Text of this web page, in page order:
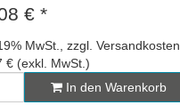
€ *
MwSt., zzgl. Versandkosten
€ (exkl. MwSt.)
In den Warenkorb